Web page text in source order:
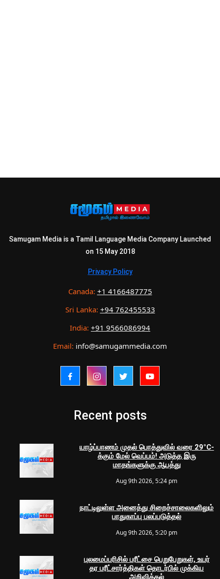
Samugam Media is a Tamil Language Media Company Launched
on 15 May 2018
Privacy Policy
Canada: +1 4166487775
Sri Lanka: +94 762455533
India: +91 9566086994
Email: info@samugammedia.com
Recent posts
யாழ்ப்பாணம் முதல் பொத்துவில் வரை 29°C-
க்கும் மேல் வெப்பம்! அடுத்த இரு
மாதங்களுக்கு ஆபத்து
Aug 9th 2026, 5:24 pm
நாட்டிலுள்ள அனைத்து சிறைச்சாலைகளிலும்
பாதுகாப்பு பலப்படுத்தல்
Aug 9th 2026, 5:20 pm
புலமைப்பரிசில் பரீட்சை பெறுபேறுகள், உயர்
தர பரீட்சார்த்திகள் தொடர்பில் முக்கிய